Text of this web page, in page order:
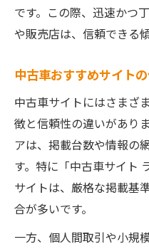
です。この際、迅速かつ
や販売店は、信頼できる
中古車おすすめサイト
中古車サイトにはさまざ
徴と信頼性の違いがあり
アは、掲載台数や情報の
す。特に「中古車サイト
サイトは、厳格な掲載基
合が多いです。
一方、個人間取引や小規